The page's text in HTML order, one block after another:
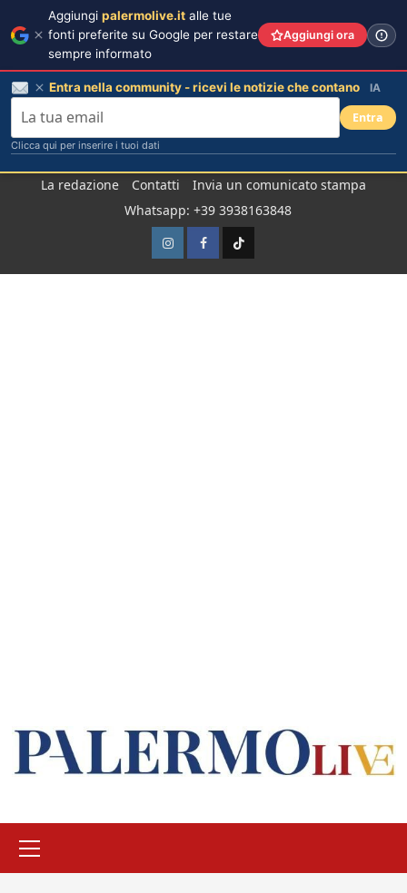
La redazione Contatti
Invia un comunicato stampa
Whatsapp: +39 3938163848
InstagramFacebook
TikTok
principale
Aggiungi palermolive.it alle tue
fonti preferite su Google per restare
sempre informato
Aggiungi ora
Entra nella community - ricevi le notizie che contano IA
Entra
Clicca qui per inserire i tuoi dati